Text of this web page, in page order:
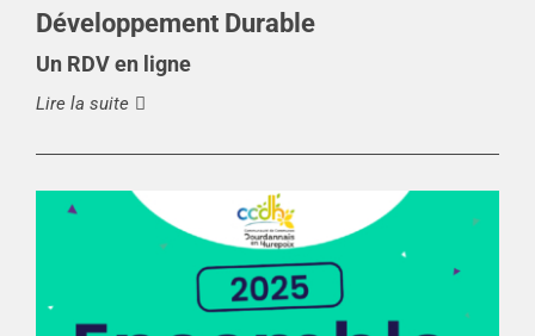
Développement Durable
Un RDV en ligne
Lire la suite